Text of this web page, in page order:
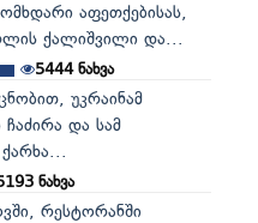
აფეთქებისას,
ქალიშვილი და...
5444ნახვა
უკრაინამ
და სამ
ნახვა
რესტორანში